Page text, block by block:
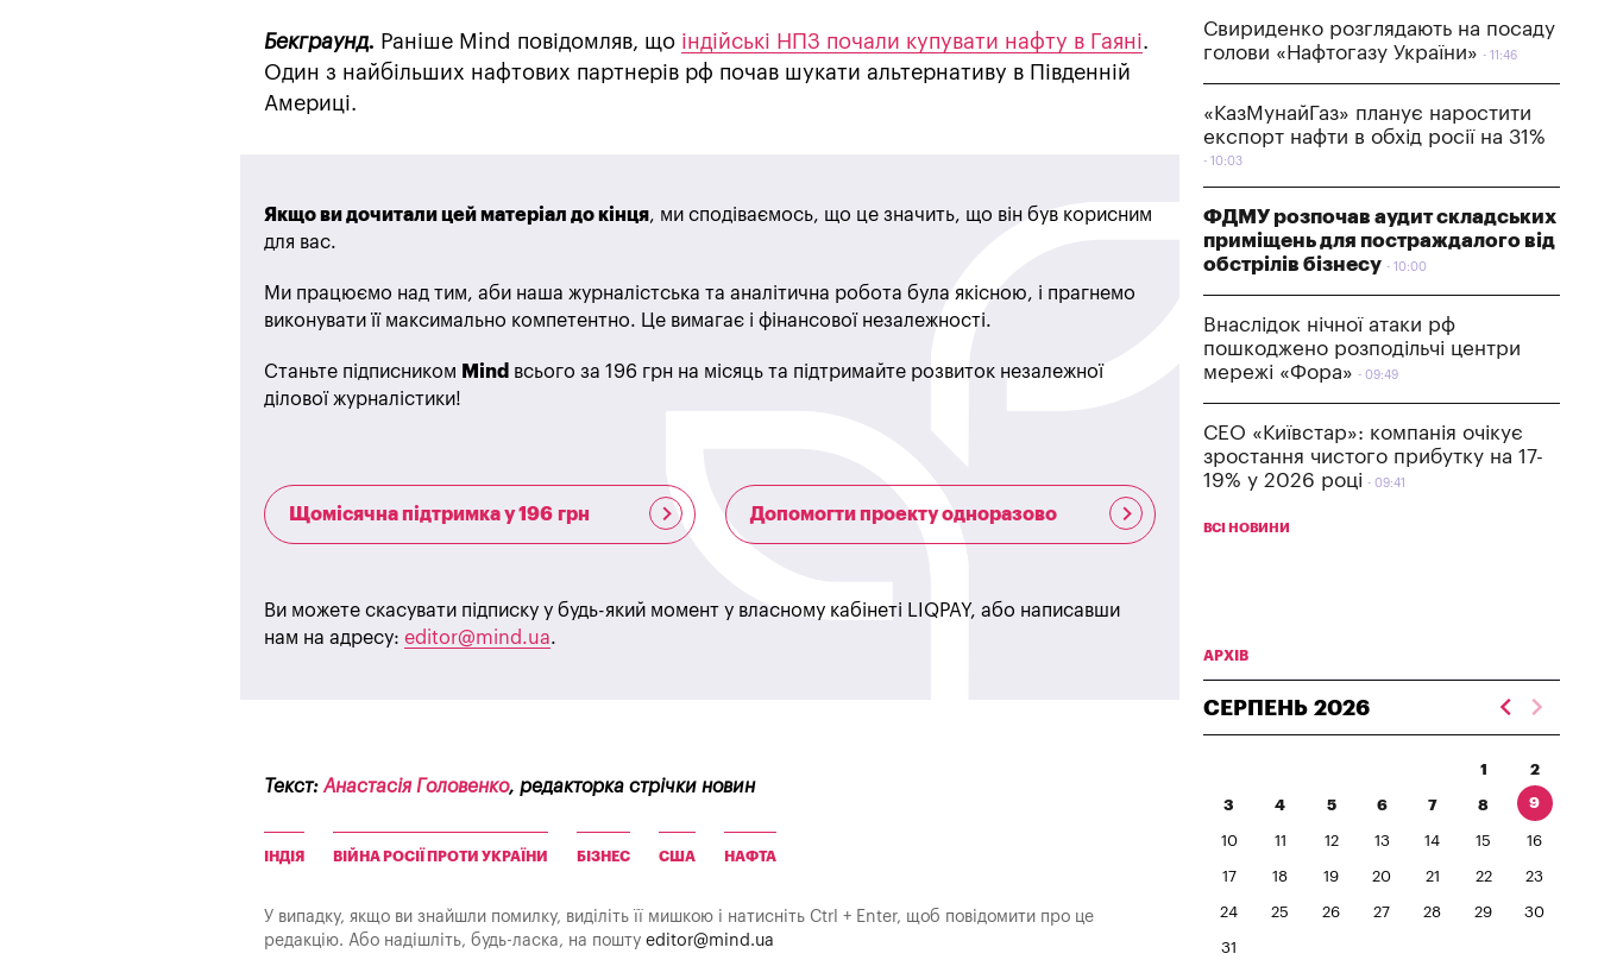
Бекграунд. Раніше Mind повідомляв, що індійські НПЗ почали купувати нафту в Гаяні.
Один з найбільших нафтових партнерів рф почав шукати альтернативу в Південній
Америці.
Якщо ви дочитали цей матеріал до кінця, ми сподіваємось, що це значить, що він був корисним
для вас.
Ми працюємо над тим, аби наша журналістська та аналітична робота була якісною, і прагнемо
виконувати її максимально компетентно. Це вимагає і фінансової незалежності.
Станьте підписником Mind всього за 196 грн на місяць та підтримайте розвиток незалежної
ділової журналістики!
Щомісячна підтримка у 196 грн Допомогти проекту одноразово
Ви можете скасувати підписку у будь-який момент у власному кабінеті LIQPAY, або написавши
нам на адресу: editor@mind.ua.
Текст: Анастасія Головенко, редакторка стрічки новин
ІНДІЯ ВІЙНА РОСІЇ ПРОТИ УКРАЇНИ БІЗНЕС США НАФТА
У випадку, якщо ви знайшли помилку, виділіть її мишкою і натисніть Ctrl + Enter, щоб повідомити про це
редакцію. Або надішліть, будь-ласка, на пошту editor@mind.ua
Свириденко розглядають на посаду
голови «Нафтогазу України»
11:46
«КазМунайГаз» планує наростити
експорт нафти в обхід росії на 31%
10:03
ФДМУ розпочав аудит складських
приміщень для постраждалого від
обстрілів бізнесу
10:00
Внаслідок нічної атаки рф
пошкоджено розподільчі центри
мережі «Фора»
09:49
СЕО «Київстар»: компанія очікує
зростання чистого прибутку на 17-
19% у 2026 році
09:41
ВСІ НОВИНИ
АРХІВ
СЕРПЕНЬ 2026
1 2
3 4 5 6 7 8 9
10 11 12 13 14 15 16
17 18 19 20 21 22 23
24 25 26 27 28 29 30
31